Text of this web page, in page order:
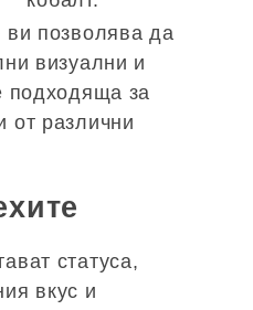
ви позволява да
визуални и
подходяща за
от различни
статуса,
вкус и